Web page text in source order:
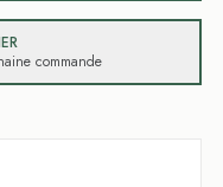
commande